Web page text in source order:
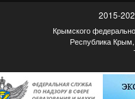
2015-
Крымского
Республика